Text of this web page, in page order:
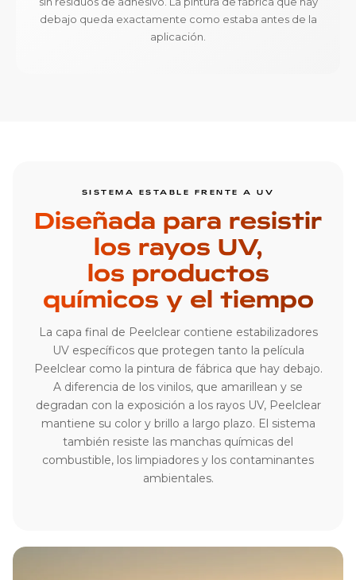
debajo queda exactamente como estaba antes de la
aplicación.
SISTEMA ESTABLE FRENTE A UV
Diseñada para resistir
los rayos UV,
los productos
químicos y el tiempo
La capa final de Peelclear contiene estabilizadores
UV específicos que protegen tanto la película
Peelclear como la pintura de fábrica que hay debajo.
A diferencia de los vinilos, que amarillean y se
degradan con la exposición a los rayos UV, Peelclear
mantiene su color y brillo a largo plazo. El sistema
también resiste las manchas químicas del
combustible, los limpiadores y los contaminantes
ambientales.